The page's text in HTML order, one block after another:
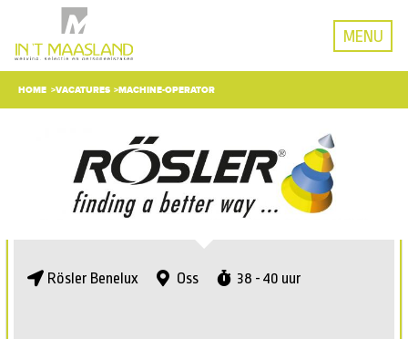
MENU
HOME VACATURES MACHINE-OPERATOR
Rösler Benelux Oss 38 - 40 uur